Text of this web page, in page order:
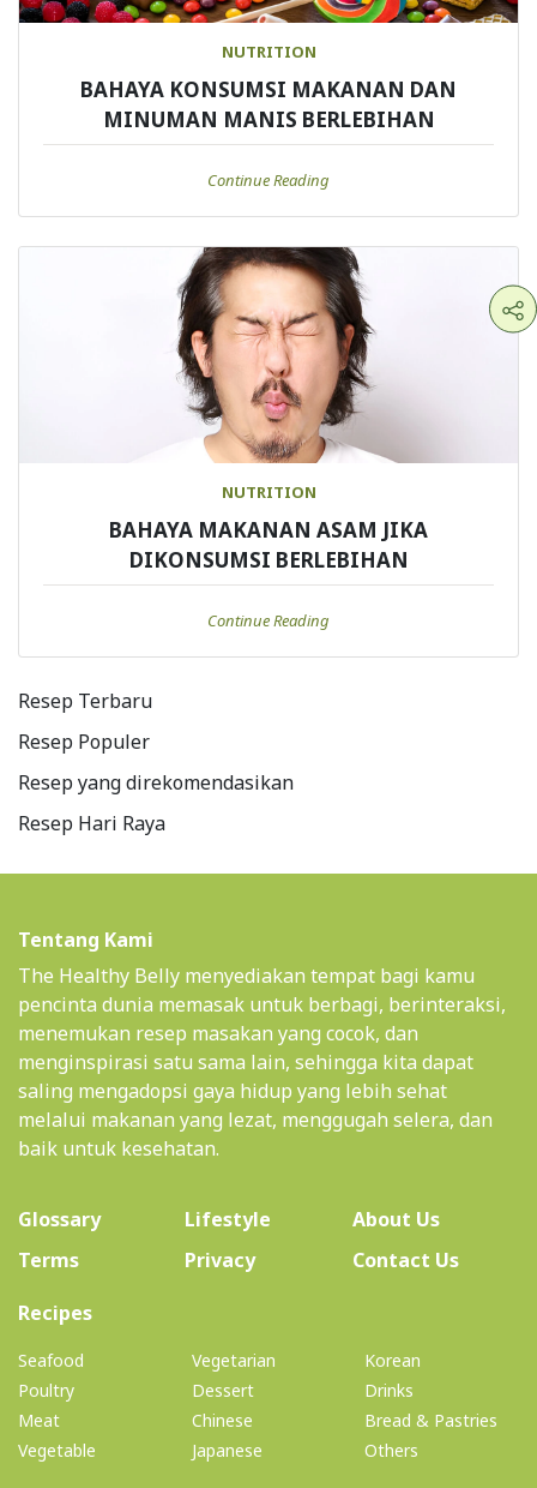
NUTRITION
BAHAYA KONSUMSI MAKANAN DAN
MINUMAN MANIS BERLEBIHAN
Continue Reading
NUTRITION
BAHAYA MAKANAN ASAM JIKA
DIKONSUMSI BERLEBIHAN
Continue Reading
Resep Terbaru
Resep Populer
Resep yang direkomendasikan
Resep Hari Raya
Tentang Kami
The Healthy Belly menyediakan tempat bagi kamu
pencinta dunia memasak untuk berbagi, berinteraksi,
menemukan resep masakan yang cocok, dan
menginspirasi satu sama lain, sehingga kita dapat
saling mengadopsi gaya hidup yang lebih sehat
melalui makanan yang lezat, menggugah selera, dan
baik untuk kesehatan.
Glossary Lifestyle About Us(current)
Terms
Privacy
Contact Us
Recipes(current)
Seafood
Poultry
Meat
Vegetable
Vegetarian
Dessert
Chinese
Japanese
Korean
Drinks
Bread & Pastries
Others